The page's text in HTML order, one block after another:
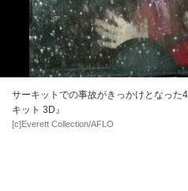
サーキットでの事故がきっかけとなった
キット 3D』
[c]Everett Collection/AFLO